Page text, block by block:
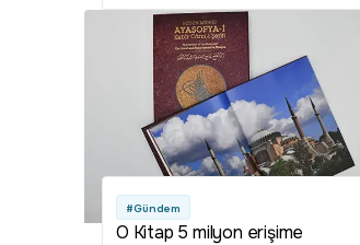
#Gündem
O Kitap 5 milyon erişime